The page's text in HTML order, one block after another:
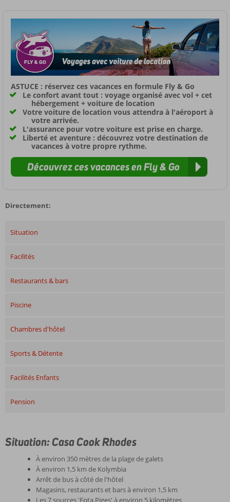
ASTUCE : réservez ces vacances en formule Fly & Go
Le confort avant tout : voyage organisé avec vol + cet
hébergement + voiture de location
Votre voiture de location vous attendra à l'aéroport à
votre arrivée.
L'assurance pour votre voiture est prise en charge.
Liberté et aventure : découvrez votre destination de
vacances à votre propre rythme.
Découvrez ces vacances en Fly & Go
Directement:
Situation
Facilités
Restaurants & bars
Piscine
Chambres d'hôtel
Sports & Détente
Facilités Enfants
Pension
Situation: Casa Cook Rhodes
À environ 350 mètres de la plage de galets
À environ 1,5 km de Kolymbia
Arrêt de bus à côté de l'hôtel
Magasins, restaurants et bars à environ 1,5 km
Les 7 sources 'Epta Piges' à environ 5 kilomètres